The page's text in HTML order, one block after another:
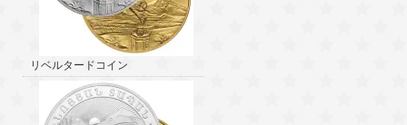
リベルタードコイン